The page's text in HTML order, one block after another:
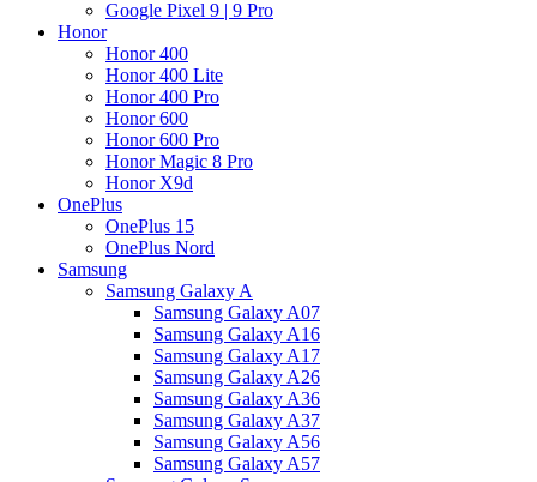
Google Pixel 9 | 9 Pro
Honor
Honor 400
Honor 400 Lite
Honor 400 Pro
Honor 600
Honor 600 Pro
Honor Magic 8 Pro
Honor X9d
OnePlus
OnePlus 15
OnePlus Nord
Samsung
Samsung Galaxy A
Samsung Galaxy A07
Samsung Galaxy A16
Samsung Galaxy A17
Samsung Galaxy A26
Samsung Galaxy A36
Samsung Galaxy A37
Samsung Galaxy A56
Samsung Galaxy A57